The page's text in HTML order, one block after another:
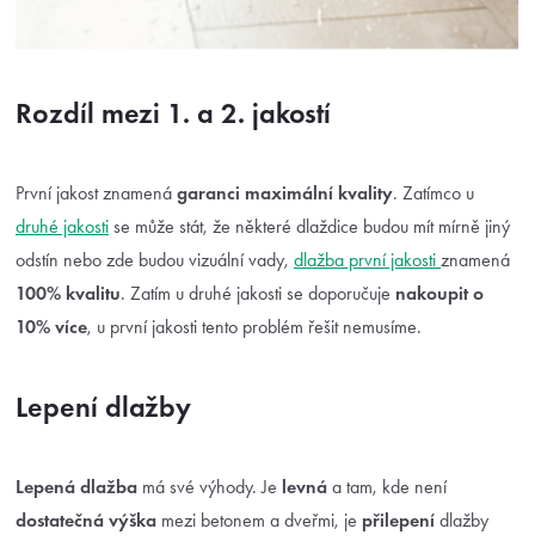
Rozdíl mezi 1. a 2. jakostí
První jakost znamená garanci maximální kvality. Zatímco u
druhé jakosti se může stát, že některé dlaždice budou mít mírně jiný
odstín nebo zde budou vizuální vady, dlažba první jakosti znamená
100% kvalitu. Zatím u druhé jakosti se doporučuje nakoupit o
10% více, u první jakosti tento problém řešit nemusíme.
Lepení dlažby
Lepená dlažba má své výhody. Je levná a tam, kde není
dostatečná výška mezi betonem a dveřmi, je přilepení dlažby